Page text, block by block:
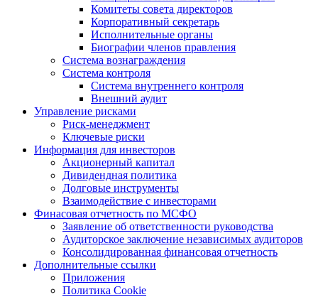
Комитеты совета директоров
Корпоративный секретарь
Исполнительные органы
Биографии членов правления
Система вознаграждения
Система контроля
Система внутреннего контроля
Внешний аудит
Управление рисками
Риск-менеджмент
Ключевые риски
Информация для инвесторов
Акционерный капитал
Дивидендная политика
Долговые инструменты
Взаимодействие с инвеcторами
Финасовая отчетность по МСФО
Заявление об ответственности руководства
Аудиторское заключение независимых аудиторов
Консолидированная финансовая отчетность
Дополнительные ссылки
Приложения
Политика Cookie